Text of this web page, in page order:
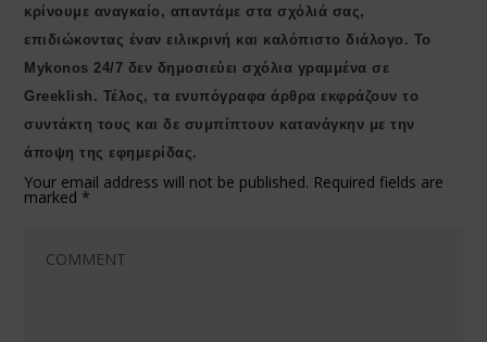
κρίνουμε αναγκαίο, απαντάμε στα σχόλιά σας,
επιδιώκοντας έναν ειλικρινή και καλόπιστο διάλογο. Το
Μykonos 24/7 δεν δημοσιεύει σχόλια γραμμένα σε
Greeklish. Τέλος, τα ενυπόγραφα άρθρα εκφράζουν το
συντάκτη τους και δε συμπίπτουν κατανάγκην με την
άποψη της εφημερίδας.
Your email address will not be published. Required fields are
marked *